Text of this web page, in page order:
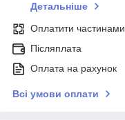
Детальніше
Оплатити частинами
Післяплата
Оплата на рахунок
Всі умови оплати